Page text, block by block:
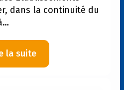
dans la continuité du
la suite:
La